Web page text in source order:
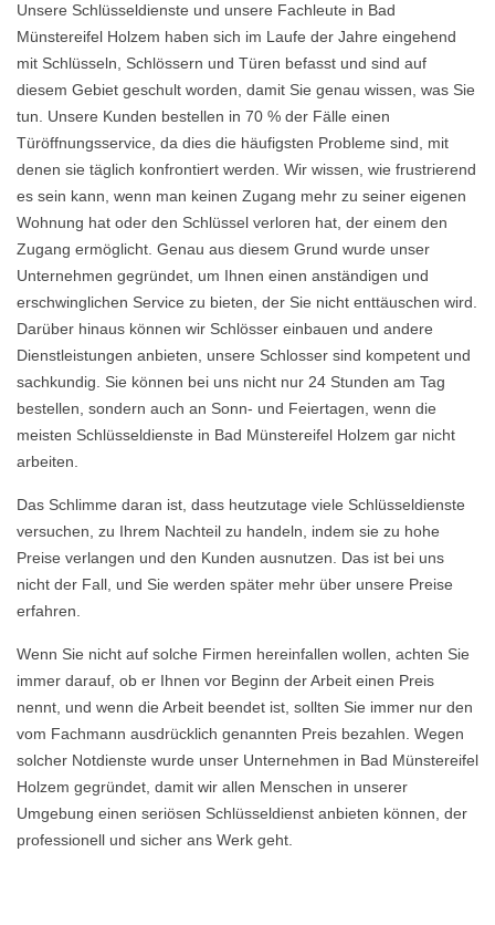
Unsere Schlüsseldienste und unsere Fachleute in Bad
Münstereifel Holzem haben sich im Laufe der Jahre eingehend
mit Schlüsseln, Schlössern und Türen befasst und sind auf
diesem Gebiet geschult worden, damit Sie genau wissen, was Sie
tun. Unsere Kunden bestellen in 70 % der Fälle einen
Türöffnungsservice, da dies die häufigsten Probleme sind, mit
denen sie täglich konfrontiert werden. Wir wissen, wie frustrierend
es sein kann, wenn man keinen Zugang mehr zu seiner eigenen
Wohnung hat oder den Schlüssel verloren hat, der einem den
Zugang ermöglicht. Genau aus diesem Grund wurde unser
Unternehmen gegründet, um Ihnen einen anständigen und
erschwinglichen Service zu bieten, der Sie nicht enttäuschen wird.
Darüber hinaus können wir Schlösser einbauen und andere
Dienstleistungen anbieten, unsere Schlosser sind kompetent und
sachkundig. Sie können bei uns nicht nur 24 Stunden am Tag
bestellen, sondern auch an Sonn- und Feiertagen, wenn die
meisten Schlüsseldienste in Bad Münstereifel Holzem gar nicht
arbeiten.
Das Schlimme daran ist, dass heutzutage viele Schlüsseldienste
versuchen, zu Ihrem Nachteil zu handeln, indem sie zu hohe
Preise verlangen und den Kunden ausnutzen. Das ist bei uns
nicht der Fall, und Sie werden später mehr über unsere Preise
erfahren.
Wenn Sie nicht auf solche Firmen hereinfallen wollen, achten Sie
immer darauf, ob er Ihnen vor Beginn der Arbeit einen Preis
nennt, und wenn die Arbeit beendet ist, sollten Sie immer nur den
vom Fachmann ausdrücklich genannten Preis bezahlen. Wegen
solcher Notdienste wurde unser Unternehmen in Bad Münstereifel
Holzem gegründet, damit wir allen Menschen in unserer
Umgebung einen seriösen Schlüsseldienst anbieten können, der
professionell und sicher ans Werk geht.